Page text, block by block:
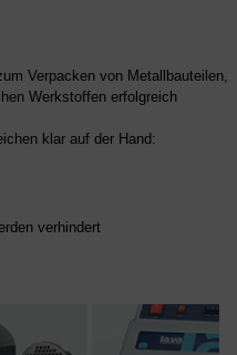
Verpacken von Metallbauteilen,
Werkstoffen erfolgreich
klar auf der Hand:
verhindert